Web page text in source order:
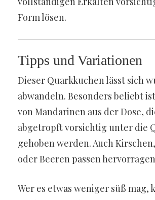
Form lösen.
Tipps und Variationen
Dieser Quarkkuchen lässt sich
abwandeln. Besonders beliebt
von Mandarinen aus der Dose,
abgetropft vorsichtig unter die
gehoben werden. Auch
oder Beeren passen
Wer es etwas weniger süß mag,